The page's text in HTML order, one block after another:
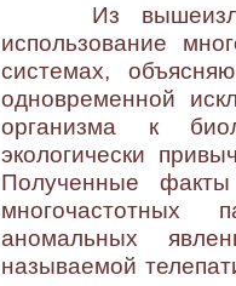
Из
использование
системах,
одновременной
организма к
экологически
Полученные
многочастотных
аномальных
называемой